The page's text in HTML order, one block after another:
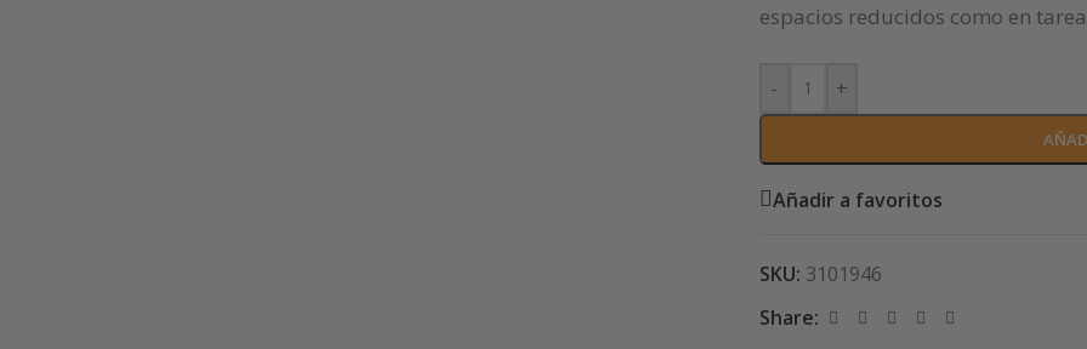
espacios reducidos como en
- +
Añadir a favoritos
SKU: 3101946
Share: